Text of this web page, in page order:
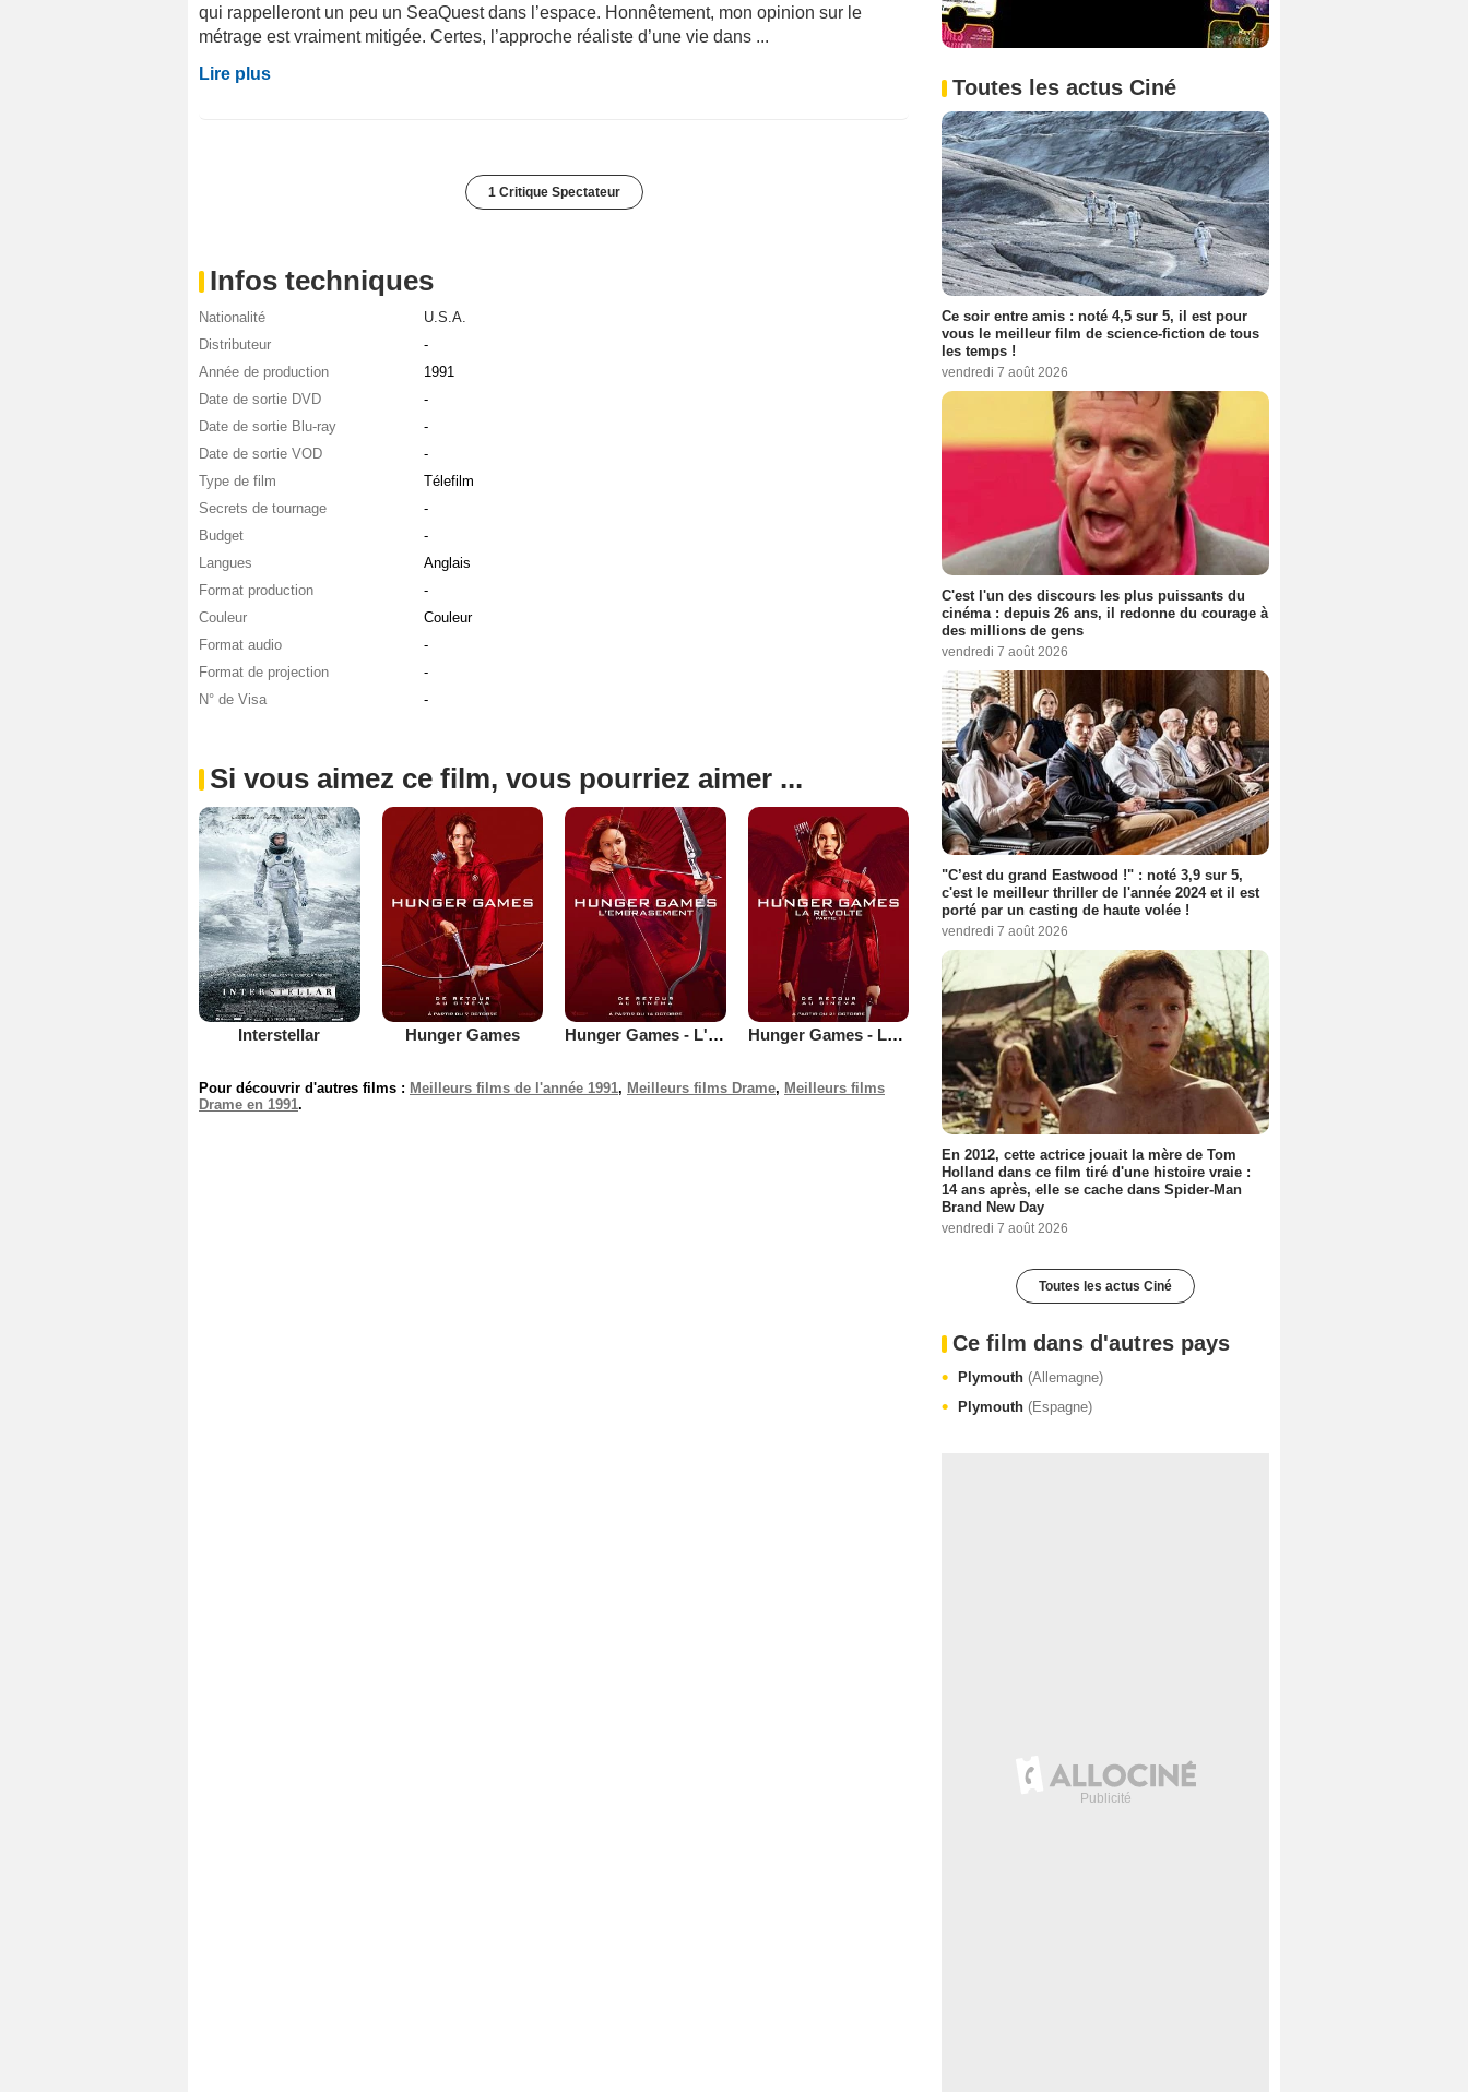
qui rappelleront un peu un SeaQuest dans l’espace. Honnêtement, mon opinion sur le
métrage est vraiment mitigée. Certes, l’approche réaliste d’une vie dans ...
Lire plus
1 Critique Spectateur
Infos techniques
Nationalité
U.S.A.
Distributeur
-
Année de production
1991
Date de sortie DVD
-
Date de sortie Blu-ray
-
Date de sortie VOD
-
Type de film
Télefilm
Secrets de tournage
-
Budget
-
Langues
Anglais
Format production
-
Couleur
Couleur
Format audio
-
Format de projection
-
N° de Visa
-
Si vous aimez ce film, vous pourriez aimer ...
Interstellar Hunger Games Hunger Games - L'embrasement Hunger Games - La Révolte : Partie 1
Pour découvrir d'autres films : Meilleurs films de l'année 1991, Meilleurs films Drame, Meilleurs films
Drame en 1991.
Toutes les actus Ciné
Ce soir entre amis : noté 4,5 sur 5, il est pour
vous le meilleur film de science-fiction de tous
les temps !
vendredi 7 août 2026
C'est l'un des discours les plus puissants du
cinéma : depuis 26 ans, il redonne du courage à
des millions de gens
vendredi 7 août 2026
"C’est du grand Eastwood !" : noté 3,9 sur 5,
c'est le meilleur thriller de l'année 2024 et il est
porté par un casting de haute volée !
vendredi 7 août 2026
En 2012, cette actrice jouait la mère de Tom
Holland dans ce film tiré d'une histoire vraie :
14 ans après, elle se cache dans Spider-Man
Brand New Day
vendredi 7 août 2026
Toutes les actus Ciné
Ce film dans d'autres pays
Plymouth (Allemagne)
Plymouth (Espagne)